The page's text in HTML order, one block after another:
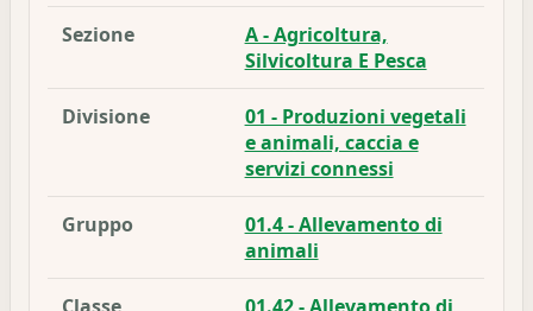
Sezione
A - Agricoltura,
Silvicoltura E Pesca
Divisione
01 - Produzioni vegetali
e animali, caccia e
servizi connessi
Gruppo
01.4 - Allevamento di
animali